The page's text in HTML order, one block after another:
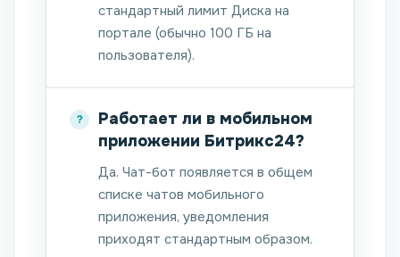
стандартный лимит Диска на
портале (обычно 100 ГБ на
пользователя).
Работает ли в мобильном
приложении Битрикс24?
Да. Чат-бот появляется в общем
списке чатов мобильного
приложения, уведомления
приходят стандартным образом.